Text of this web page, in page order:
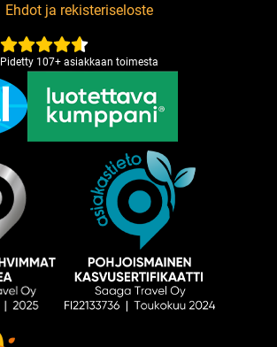
Ehdot ja rekisteriseloste
Pidetty 107+ asiakkaan toimesta